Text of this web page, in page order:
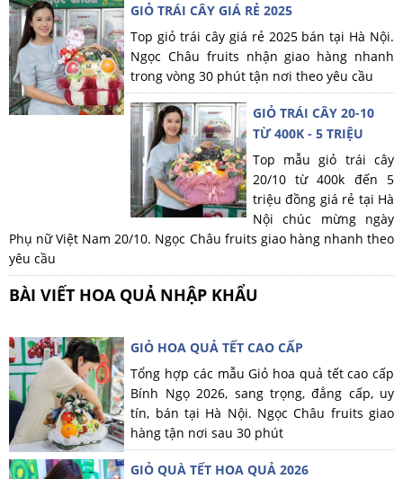
GIỎ TRÁI CÂY GIÁ RẺ 2025
Top giỏ trái cây giá rẻ 2025 bán tại Hà Nội.
Ngọc Châu fruits nhận giao hàng nhanh
trong vòng 30 phút tận nơi theo yêu cầu
GIỎ TRÁI CÂY 20-10
TỪ 400K - 5 TRIỆU
Top mẫu giỏ trái cây
20/10 từ 400k đến 5
triệu đồng giá rẻ tại Hà
Nội chúc mừng ngày
Phụ nữ Việt Nam 20/10. Ngọc Châu fruits giao hàng nhanh theo
yêu cầu
BÀI VIẾT HOA QUẢ NHẬP KHẨU
GIỎ HOA QUẢ TẾT CAO CẤP
Tổng hợp các mẫu Giỏ hoa quả tết cao cấp
Bính Ngọ 2026, sang trọng, đẳng cấp, uy
tín, bán tại Hà Nội. Ngọc Châu fruits giao
hàng tận nơi sau 30 phút
GIỎ QUÀ TẾT HOA QUẢ 2026